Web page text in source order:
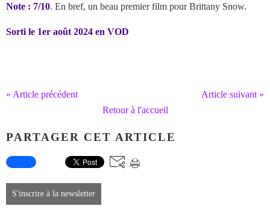
Note : 7/10. En bref, un beau premier film pour Brittany Snow.
Sorti le 1er août 2024 en VOD
« Article précédent
Article suivant »
Retour à l'accueil
PARTAGER CET ARTICLE
S'inscrire à la newsletter